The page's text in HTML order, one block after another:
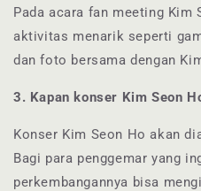
Pada acara fan meeting Kim
aktivitas menarik seperti
dan foto bersama dengan
3. Kapan konser Kim Seon
Konser Kim Seon Ho akan
Bagi para penggemar yang
perkembangannya bisa